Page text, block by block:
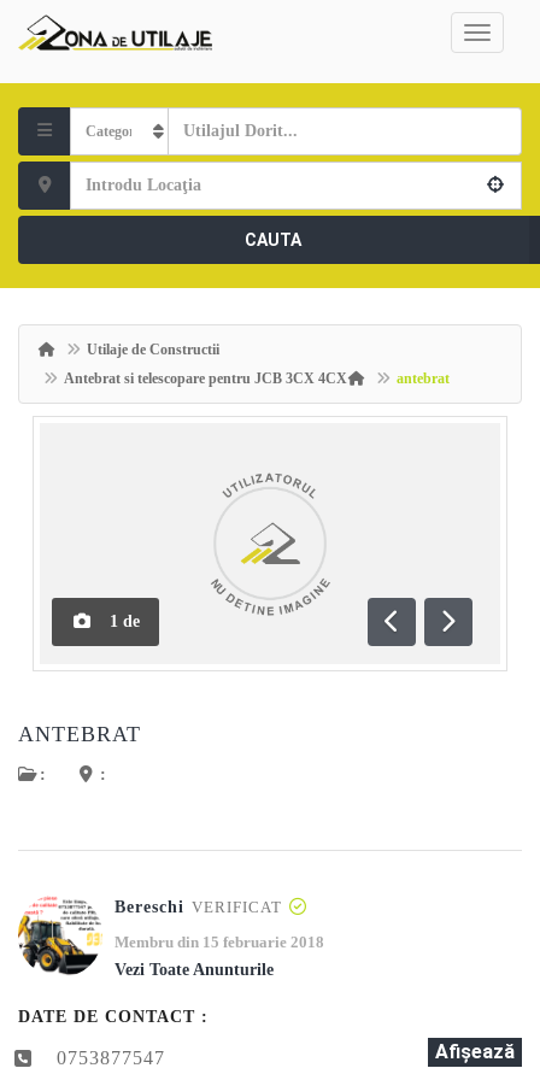
CAUTA
Utilaje de Constructii
Antebrat si telescopare pentru JCB 3CX 4CX
antebrat
1 de
Anterioară
ANTEBRAT
: :
Bereschi VERIFICAT
Membru din 15 februarie 2018
Vezi Toate Anunturile
DATE DE CONTACT :
0753877547 Afişează